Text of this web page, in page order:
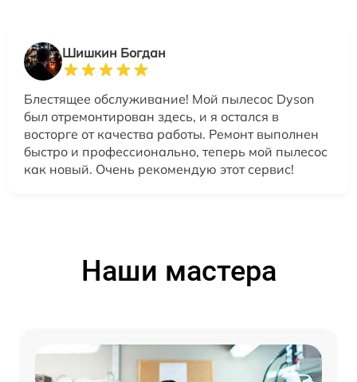
Шишкин Богдан
Блестящее обслуживание! Мой пылесос Dyson
был отремонтирован здесь, и я остался в
восторге от качества работы. Ремонт выполнен
быстро и профессионально, теперь мой пылесос
как новый. Очень рекомендую этот сервис!
Наши мастера